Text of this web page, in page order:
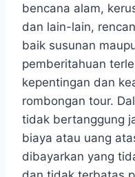
bencana alam,
dan lain-lain,
baik susunan
pemberitahuan
kepentingan dan
rombongan tour.
tidak bertanggung
biaya atau uang
dibayarkan yang